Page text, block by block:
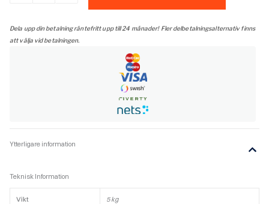
Dela upp din betalning räntefritt upp till 24 månader! Fler delbetalningsalternativ finns
att välja vid betalningen.
Ytterligare information
Teknisk Information
Vikt 5 kg